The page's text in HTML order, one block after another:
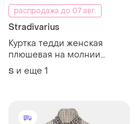
распродажа до 07 авг.
Stradivarius
Куртка тедди женская
плюшевая на молнии
молочного цвета от бренда
stradivarius s
S и еще 1